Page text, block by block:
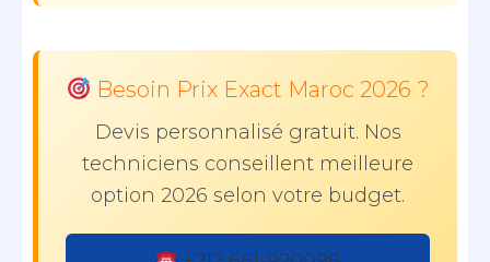
Besoin Prix Exact Maroc 2026 ?
Devis personnalisé gratuit. Nos
techniciens conseillent meilleure
option 2026 selon votre budget.